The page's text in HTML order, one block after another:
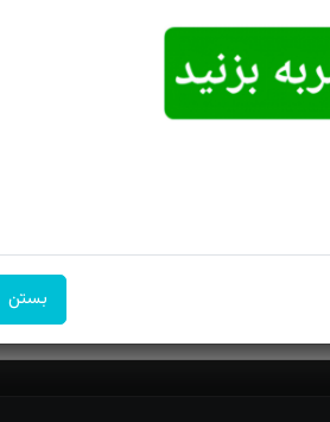
امکان پرداخت
۱- یکی
بستن